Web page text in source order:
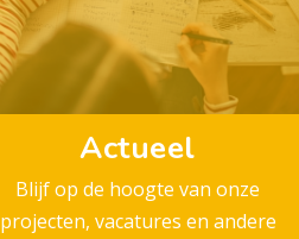
Actueel
Blijf op de hoogte van onze
projecten, vacatures en andere